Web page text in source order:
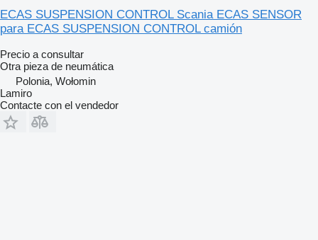
ECAS SUSPENSION CONTROL Scania ECAS SENSOR
para ECAS SUSPENSION CONTROL camión
Precio a consultar
Otra pieza de neumática
Polonia, Wołomin
Lamiro
Contacte con el vendedor